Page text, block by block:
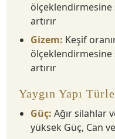
ölçeklendirmesine
artırır
Gizem: Keşif
ölçeklendirmesine
artırır
Yaygın Yapı
Güç: Ağır silahlar
yüksek Güç, Can